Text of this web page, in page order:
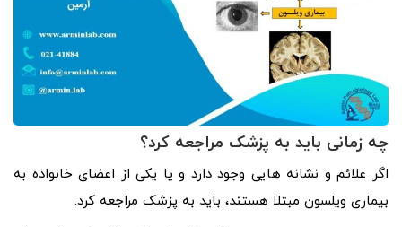
چه زمانی باید به پزشک مراجعه کرد؟
اگر علائم و نشانه هایی وجود دارد و یا یکی از اعضای خانواده به
بیماری ویلسون مبتلا هستند، باید به پزشک مراجعه کرد.